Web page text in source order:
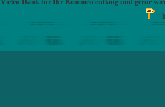
Vielen Dank für Ihr Kommen entlang und gerne